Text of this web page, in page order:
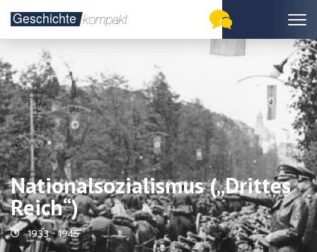
Nationalsozialismus („Drittes
Reich“)
1933 - 1945